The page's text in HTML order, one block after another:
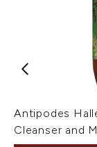
Antipodes
Cleanser and